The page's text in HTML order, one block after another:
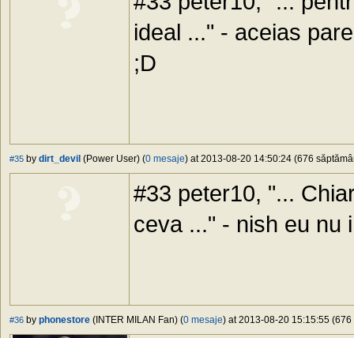
ideal ..." - aceias
;D
#35 by dirt_devil (Power User) (0 mesaje) at 2013-08-20 14:50:24 (676
#33 peter10, "...
ceva ..." - nish eu nu
#36 by phonestore (INTER MILAN Fan) (0 mesaje) at 2013-08-20 15:15:55